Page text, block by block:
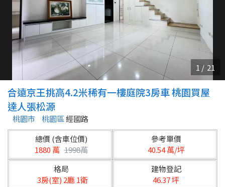
2026 台北降價好屋限量釋出
2026 新北降價好屋限量釋出
2026 台中降價好屋限量釋出
2026 台南降價好屋限量釋出
2026 高雄降價好屋限量釋出
縣市
不限
台北市
基隆市
新北市
區域
合遠京王挑高4.2米稀有一樓庭院3房車 桃園買屋
達人張松源
桃園市 桃園區經國路
總價 (含車位價)
1880 萬1998萬
參考單價
40.54 萬/坪
格局
3房(室) 2廳 1衛
建物登記
46.37 坪